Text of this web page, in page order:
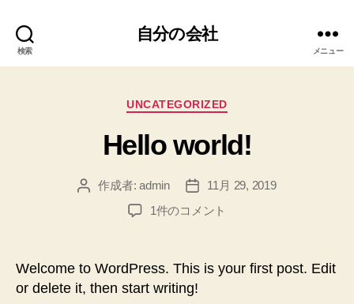
検索
自分の会社
メニュー
カ
ゴ
リ
UNCATEGORIZED
Hello world!
投
作成者:admin
投
稿
11月 29, 2019
Hello
1件のコメント
Welcome to WordPress. This is your first post. Edit
or delete it, then start writing!